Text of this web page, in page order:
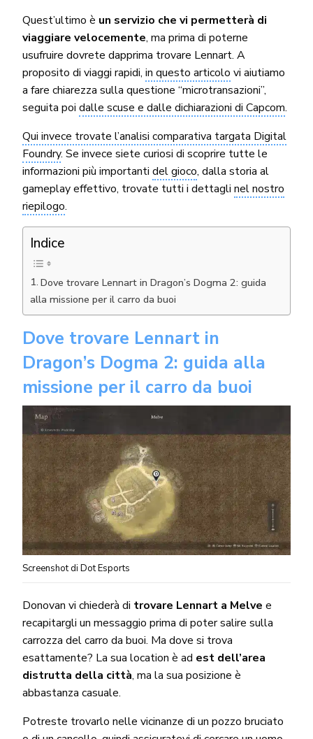
Quest’ultimo è un servizio che vi permetterà di
viaggiare velocemente, ma prima di poterne
usufruire dovrete dapprima trovare Lennart. A
proposito di viaggi rapidi,in questo articolo vi aiutiamo
a fare chiarezza sulla questione “microtransazioni”,
seguita poi dalle scuse e dalle dichiarazioni di Capcom.
Qui invece trovate l’analisi comparativa targata Digital
Foundry. Se invece siete curiosi di scoprire tutte le
informazioni più importantidel gioco, dalla storia al
gameplay effettivo, trovate tutti i dettaglinel nostro
riepilogo.
Indice
Dove trovare Lennart in Dragon’s Dogma 2: guida
alla missione per il carro da buoi
Dove trovare Lennart in
Dragon’s Dogma 2: guida alla
missione per il carro da buoi
Screenshot di Dot Esports
Donovan vi chiederà di trovare Lennart a Melve e
recapitargli un messaggio prima di poter salire sulla
carrozza del carro da buoi. Ma dove si trova
esattamente? La sua location è ad est dell’area
distrutta della città, ma la sua posizione è
abbastanza casuale.
Potreste trovarlo nelle vicinanze di un pozzo bruciato